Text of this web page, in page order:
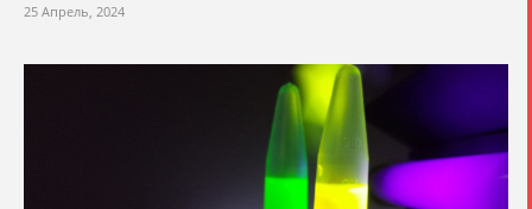
25 Апрель, 2024